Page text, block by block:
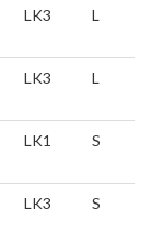
LK3 L
LK3 L
LK1 S
LK3 S